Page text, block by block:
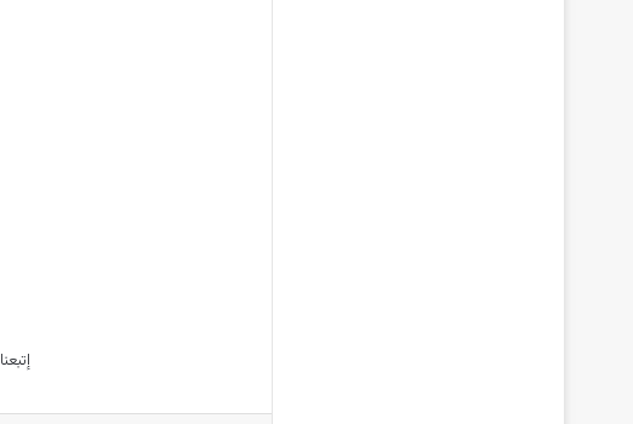
إتبعنا